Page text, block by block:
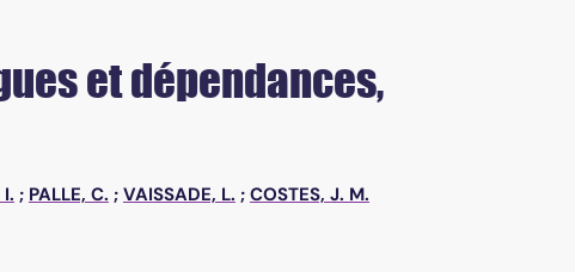
et dépendances,
; PALLE, C. ; VAISSADE, L. ; COSTES, J. M.